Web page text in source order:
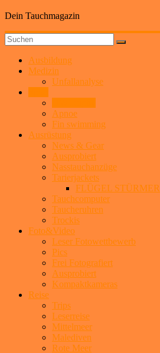
Dein Tauchmagazin
Ausbildung
Medizin
Unfallanalyse
Apnoe
Fin swimming
Ausrüstung
News & Gear
Ausprobiert
Nasstauchanzüge
Tarierjackets
FLÜGEL STÜRMER
Tauchcomputer
Taucheruhren
Trockis
Foto&Video
Leser Fotowettbewerb
Pics
Frei Fotografiert
Ausprobiert
Kompaktkameras
Reise
Trips
Leserreise
Mittelmeer
Malediven
Rote Meer